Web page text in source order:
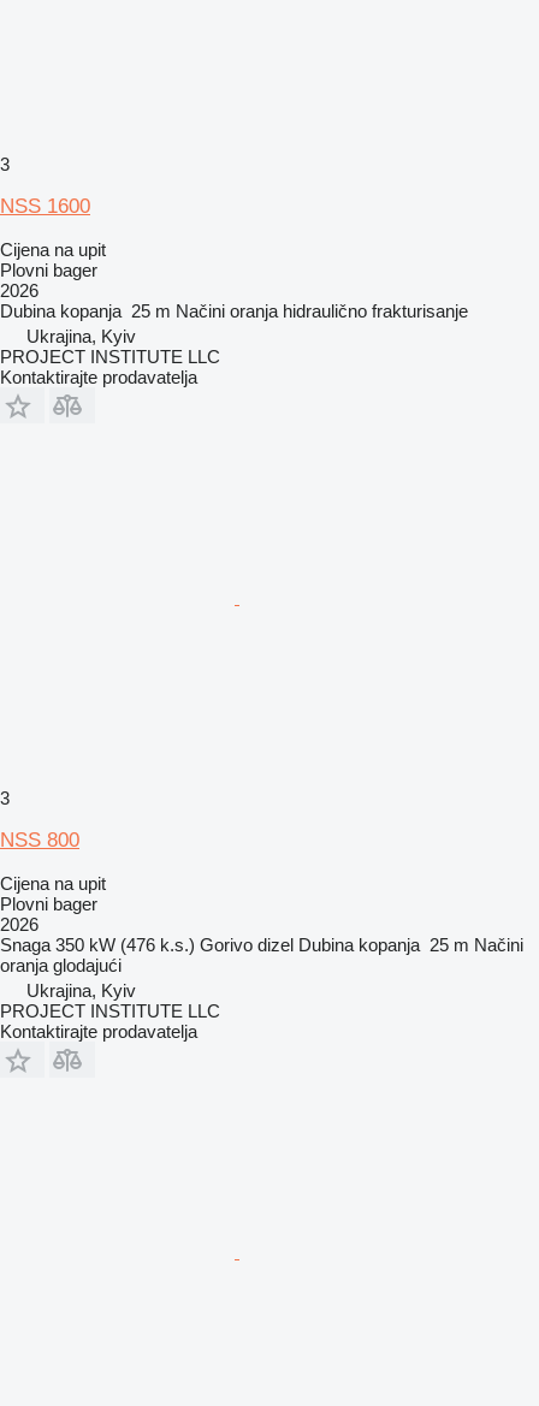
3
NSS 1600
Cijena na upit
Plovni bager
2026
Dubina kopanja 25 m Načini oranja hidraulično frakturisanje
Ukrajina, Kyiv
PROJECT INSTITUTE LLC
Kontaktirajte prodavatelja
3
NSS 800
Cijena na upit
Plovni bager
2026
Snaga 350 kW (476 k.s.) Gorivo dizel Dubina kopanja 25 m Načini
oranja glodajući
Ukrajina, Kyiv
PROJECT INSTITUTE LLC
Kontaktirajte prodavatelja